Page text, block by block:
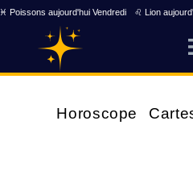
♓ Poissons aujourd'hui Vendredi ♌ Lion
Horoscope